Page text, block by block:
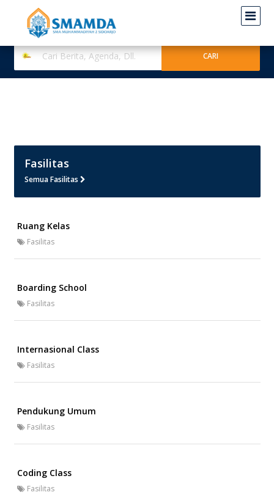
Fasilitas
Semua Fasilitas
Ruang Kelas
Fasilitas
Boarding School
Fasilitas
Internasional Class
Fasilitas
Pendukung Umum
Fasilitas
Coding Class
Fasilitas